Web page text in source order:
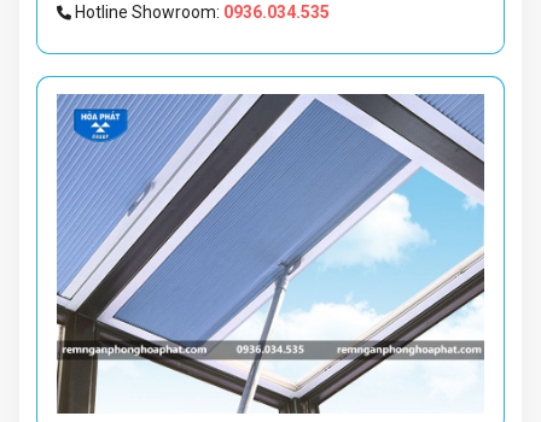
Hotline Showroom: 0936.034.535